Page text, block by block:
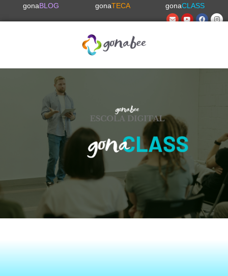
gonaBLOG gonaTECA gonaCLASS